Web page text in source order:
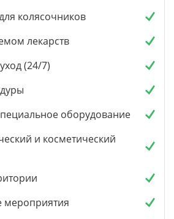
колясочников
лекарств
(24/7)
оборудование
и косметический
мероприятия